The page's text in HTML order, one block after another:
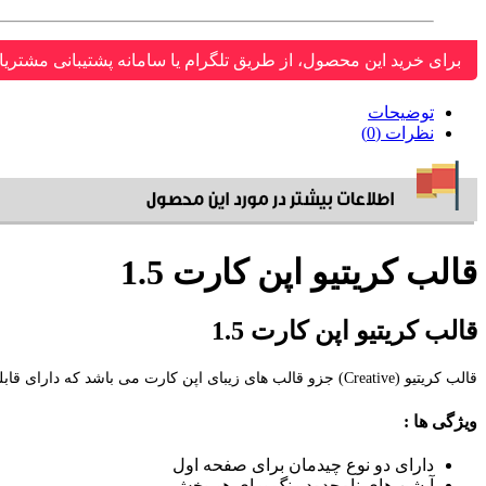
برای خرید این محصول، از طریق تلگرام یا سامانه پشتیبانی
توضیحات
نظرات (0)
قالب کریتیو اپن کارت 1.5
قالب کریتیو اپن کارت 1.5
قالب کریتیو (Creative) جزو قالب های زیبای اپن کارت می باشد که دارای قابلیت های بسیاری است.
ویژگی ها :
دارای دو نوع چیدمان برای صفحه اول